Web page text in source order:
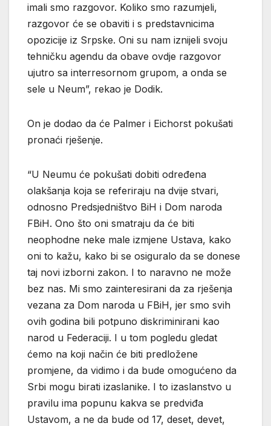
imali smo razgovor. Koliko smo razumjeli,
razgovor će se obaviti i s predstavnicima
opozicije iz Srpske. Oni su nam iznijeli svoju
tehničku agendu da obave ovdje razgovor
ujutro sa interresornom grupom, a onda se
sele u Neum”, rekao je Dodik.
On je dodao da će Palmer i Eichorst pokušati
pronaći rješenje.
“U Neumu će pokušati dobiti određena
olakšanja koja se referiraju na dvije stvari,
odnosno Predsjedništvo BiH i Dom naroda
FBiH. Ono što oni smatraju da će biti
neophodne neke male izmjene Ustava, kako
oni to kažu, kako bi se osiguralo da se donese
taj novi izborni zakon. I to naravno ne može
bez nas. Mi smo zainteresirani da za rješenja
vezana za Dom naroda u FBiH, jer smo svih
ovih godina bili potpuno diskriminirani kao
narod u Federaciji. I u tom pogledu gledat
ćemo na koji način će biti predložene
promjene, da vidimo i da bude omogućeno da
Srbi mogu birati izaslanike. I to izaslanstvo u
pravilu ima popunu kakva se predviđa
Ustavom, a ne da bude od 17, deset, devet,